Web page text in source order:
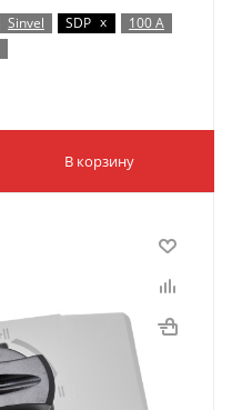
Sinvel SDP x
100 А
В корзину